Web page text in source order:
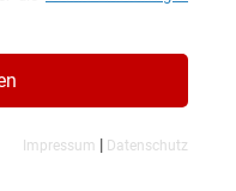
mbH
Impressum | Datenschutz